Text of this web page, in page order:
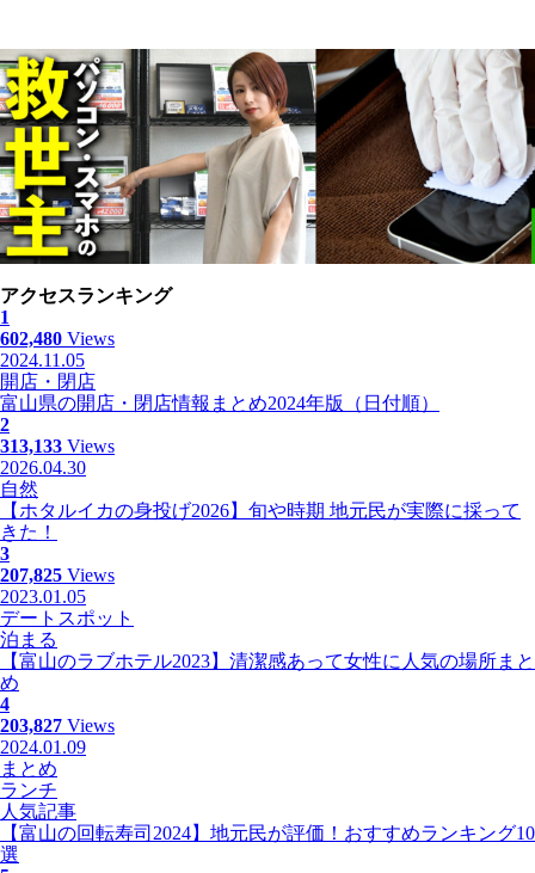
アクセスランキング
1
602,480 Views
2024.11.05
開店・閉店
富山県の開店・閉店情報まとめ2024年版（日付順）
2
313,133 Views
2026.04.30
自然
【ホタルイカの身投げ2026】旬や時期 地元民が実際に採って
きた！
3
207,825 Views
2023.01.05
デートスポット
泊まる
【富山のラブホテル2023】清潔感あって女性に人気の場所まと
め
4
203,827 Views
2024.01.09
まとめ
ランチ
人気記事
【富山の回転寿司2024】地元民が評価！おすすめランキング10
選